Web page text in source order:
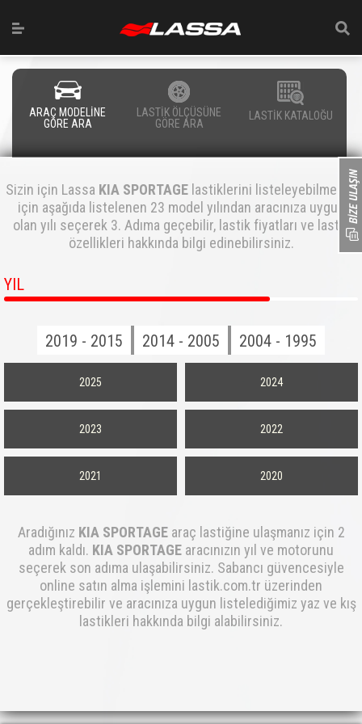
ARAÇ MODELİNE
GÖRE ARA
LASTİK ÖLÇÜSÜNE
GÖRE ARA
LASTİK KATALOĞU
Sizin için Lassa KIA SPORTAGElastiklerini listeleyebilmemiz
için aşağıda listelenen 23 model yılından aracınıza uygun
olan yılı seçerek 3. Adıma geçebilir, lastik fiyatları ve lastik
özellikleri hakkında bilgi edinebilirsiniz.
YIL
2019 - 2015 2014 - 2005 2004 - 1995
2025 2024
2023 2022
2021 2020
Aradığınız KIA SPORTAGEaraç lastiğine ulaşmanız için 2
adım kaldı. KIA SPORTAGE aracınızın yıl ve motorunu
seçerek son adıma ulaşabilirsiniz. Sabancı güvencesiyle
online satın alma işlemini lastik.com.tr üzerinden
gerçekleştirebilir ve aracınıza uygun listelediğimiz yaz ve kış
lastikleri hakkında bilgi alabilirsiniz.